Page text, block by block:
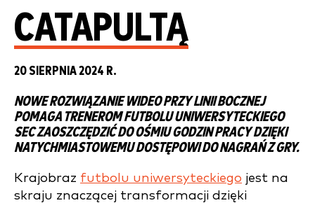
CATAPULTĄ
20 SIERPNIA 2024 R.
NOWE ROZWIĄZANIE WIDEO PRZY LINII BOCZNEJ
POMAGA TRENEROM FUTBOLU UNIWERSYTECKIEGO
SEC ZAOSZCZĘDZIĆ DO OŚMIU GODZIN PRACY DZIĘKI
NATYCHMIASTOWEMU DOSTĘPOWI DO NAGRAŃ Z GRY.
Krajobraz futbolu uniwersyteckiego jest na
skraju znaczącej transformacji dzięki